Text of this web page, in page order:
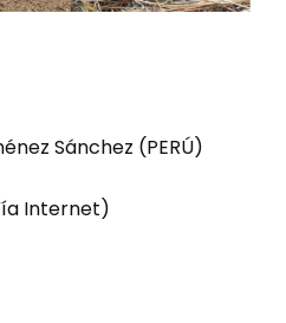
Sánchez (PERÚ)
Internet)